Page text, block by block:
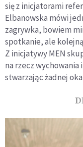
się z inicjatorami
Elbanowska mówi
zagrywka, bowiem
spotkanie, ale
Z inicjatywy MEN
na rzecz
stwarzając żadnej